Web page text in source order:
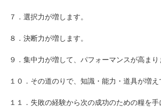
７．選択力が増します。
８．決断力が増します。
９．集中力が増して、パフォーマンスが高まり
１０．その道のりで、知識・能力・道具が増え
１１．失敗の経験から次の成功のための糧を手